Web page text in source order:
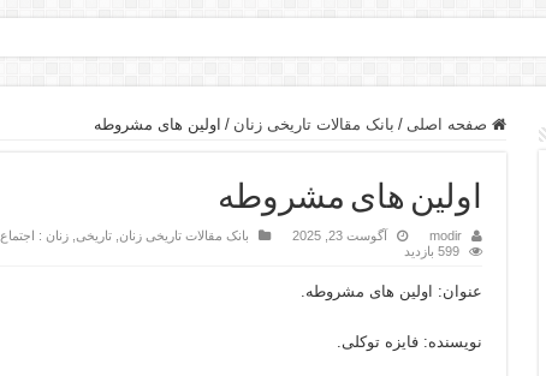
صفحه اصلی / بانک مقالات تاریخی زنان / اولین های مشروطه
اولین های مشروطه
modir آگوست 23, 2025 بانک مقالات تاریخی زنان ,تاریخی ,زنان : اجتماع
599 بازدید
عنوان: اولین های مشروطه.
نویسنده: فایزه توکلی.